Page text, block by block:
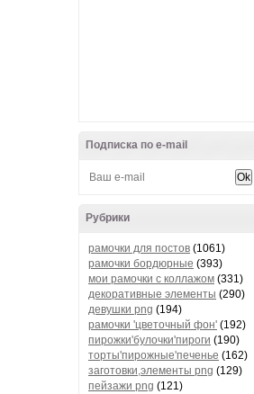
Подписка по e-mail
Рубрики
рамочки для постов (1061)
рамочки бордюрные (393)
мои рамочки с коллажом (331)
декоративные элементы (290)
девушки png (194)
рамочки 'цветочный фон' (192)
пирожки'булочки'пироги (190)
торты'пирожные'печенье (162)
заготовки,элементы png (129)
пейзажи png (121)